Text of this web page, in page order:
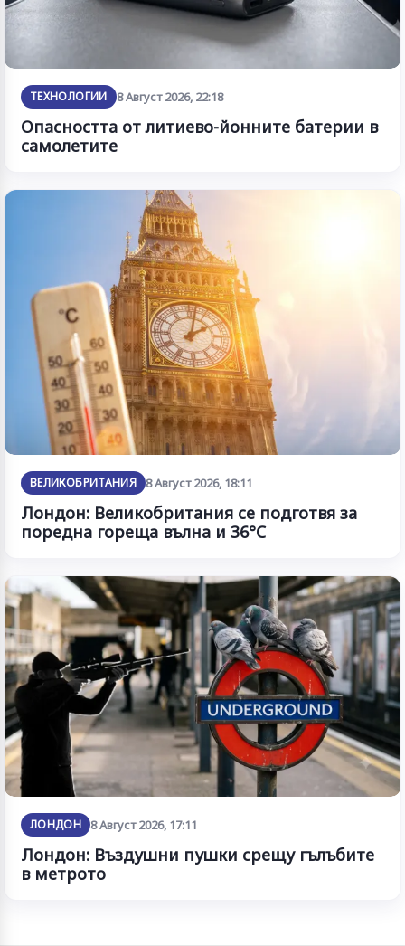
ТЕХНОЛОГИИ 8 Август 2026, 22:18
Опасността от литиево-йонните батерии в
самолетите
ВЕЛИКОБРИТАНИЯ 8 Август 2026, 18:11
Лондон: Великобритания се подготвя за
поредна гореща вълна и 36°C
ЛОНДОН 8 Август 2026, 17:11
Лондон: Въздушни пушки срещу гълъбите
в метрото